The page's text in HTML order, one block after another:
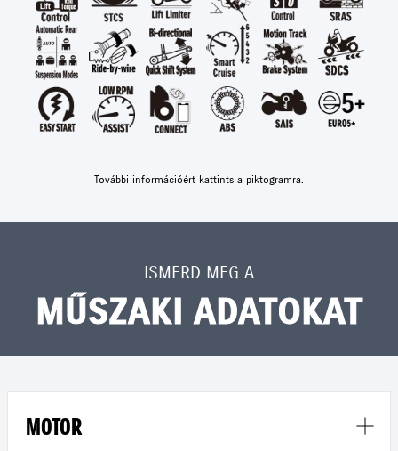
További információért kattints a piktogramra.
ISMERD MEG A
MŰSZAKI ADATOKAT
MOTOR